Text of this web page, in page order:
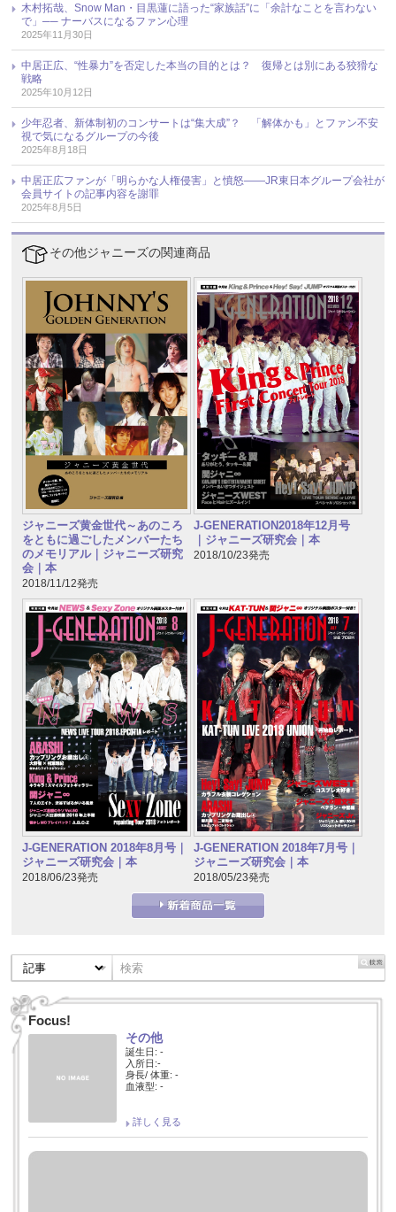
木村拓哉、Snow Man・目黒蓮に語った“家族話”に「余計なことを言わない
で」── ナーバスになるファン心理
2025年11月30日
中居正広、“性暴力”を否定した本当の目的とは？ 復帰とは別にある狡猾な
戦略
2025年10月12日
少年忍者、新体制初のコンサートは“集大成”？ 「解体かも」とファン不安
視で気になるグループの今後
2025年8月18日
中居正広ファンが「明らかな人権侵害」と憤怒――JR東日本グループ会社が
会員サイトの記事内容を謝罪
2025年8月5日
その他ジャニーズの関連商品
ジャニーズ黄金世代～あのころ
をともに過ごしたメンバーたち
のメモリアル｜ジャニーズ研究
会｜本
2018/11/12発売
J-GENERATION2018年12月号
｜ジャニーズ研究会｜本
2018/10/23発売
J-GENERATION 2018年8月号｜
ジャニーズ研究会｜本
2018/06/23発売
J-GENERATION 2018年7月号｜
ジャニーズ研究会｜本
2018/05/23発売
Focus!
その他
誕生日: -
入所日:-
身長/ 体重: -
血液型: -
詳しく見る